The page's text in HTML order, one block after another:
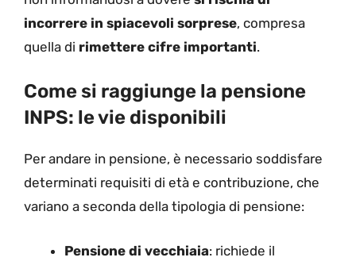
incorrere in spiacevoli sorprese, compresa
quella di rimettere cifre importanti.
Come si raggiunge la pensione
INPS: le vie disponibili
Per andare in pensione, è necessario soddisfare
determinati requisiti di età e contribuzione, che
variano a seconda della tipologia di pensione:
Pensione di vecchiaia: richiede il